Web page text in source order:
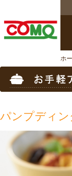
ホ
パンプディン